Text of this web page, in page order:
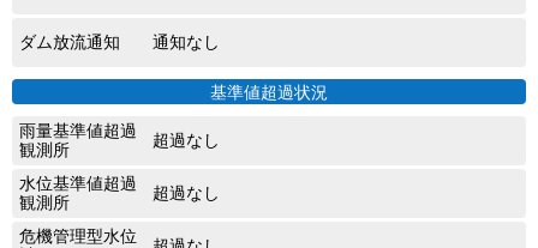
ダム放流通知 通知なし
基準値超過状況
雨量基準値超過
観測所
超過なし
水位基準値超過
観測所
超過なし
危機管理型水位